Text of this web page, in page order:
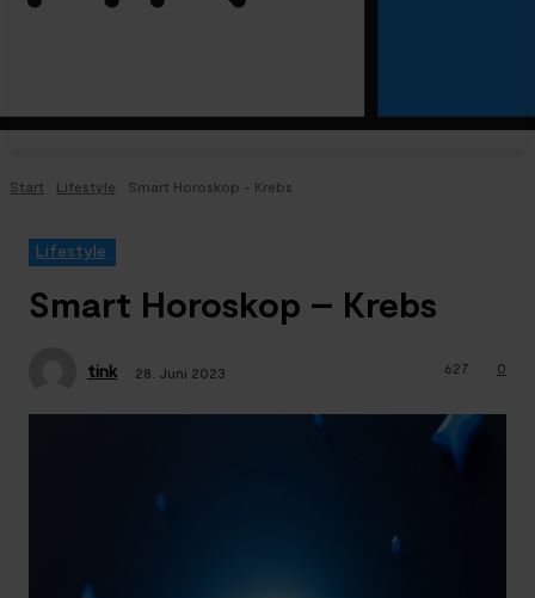
Start Lifestyle Smart Horoskop - Krebs
Lifestyle
Smart Horoskop – Krebs
tink 28. Juni 2023 0
627